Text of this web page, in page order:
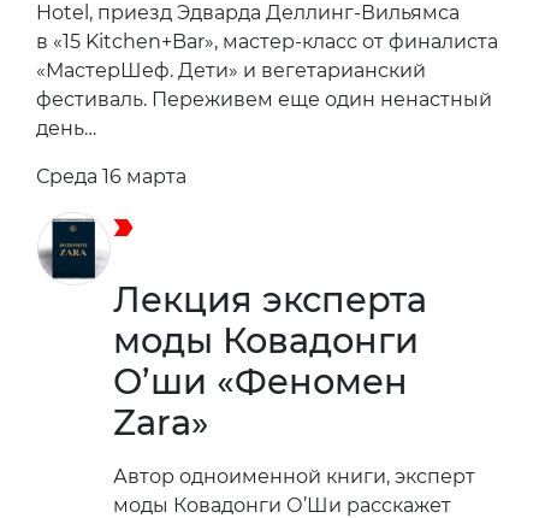
Hotel, приезд Эдварда Деллинг-Вильямса
в «15 Kitchen+Bar», мастер-класс от финалиста
«МастерШеф. Дети» и вегетарианский
фестиваль. Переживем еще один ненастный
день…
Среда 16 марта
Лекция эксперта
моды Ковадонги
О’ши «Феномен
Zara»
Автор одноименной книги, эксперт
моды Ковадонги О’Ши расскажет